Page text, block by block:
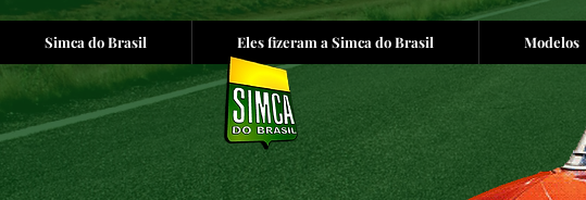
Simca do Brasil Eles fizeram a Simca do Brasil Modelos